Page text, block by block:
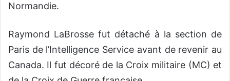
Normandie.
Raymond LaBrosse fut détaché à la section de
Paris de l’Intelligence Service avant de revenir au
Canada. Il fut décoré de la Croix militaire (MC) et